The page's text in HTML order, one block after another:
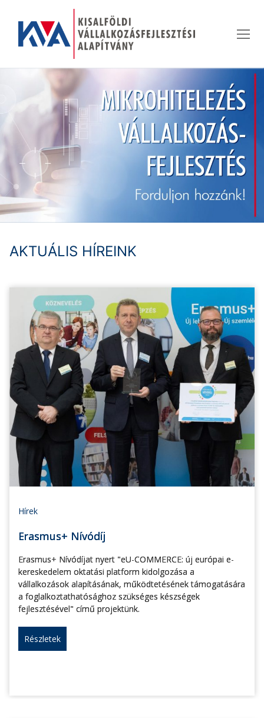
tartalomra
AKTUÁLIS HÍREINK
Hírek
Erasmus+ Nívódíj
Erasmus+ Nívódíjat nyert "eU-COMMERCE: új európai e-
kereskedelem oktatási platform kidolgozása a
vállalkozások alapításának, működtetésének támogatására
a foglalkoztathatósághoz szükséges készségek
fejlesztésével" című projektünk.
Részletek